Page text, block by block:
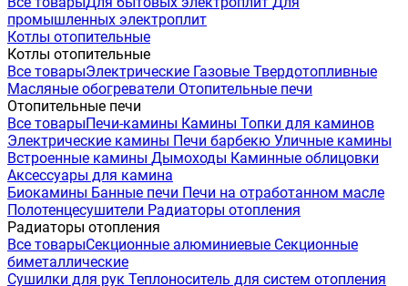
промышленных электроплит
Котлы отопительные
Котлы отопительные
Все товарыЭлектрические Газовые Твердотопливные
Масляные обогреватели Отопительные печи
Отопительные печи
Все товарыПечи-камины Камины Топки для каминов
Электрические камины Печи барбекю Уличные камины
Встроенные камины Дымоходы Каминные облицовки
Аксессуары для камина
Биокамины Банные печи Печи на отработанном масле
Полотенцесушители Радиаторы отопления
Радиаторы отопления
Все товарыСекционные алюминиевые Секционные
биметаллические
Сушилки для рук Теплоноситель для систем отопления